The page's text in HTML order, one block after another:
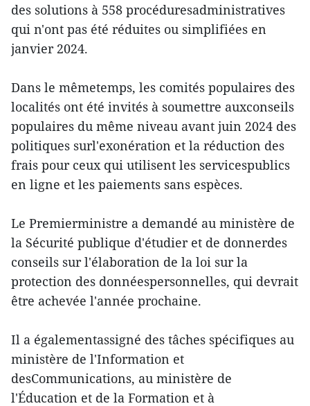
des solutions à 558 procéduresadministratives
qui n'ont pas été réduites ou simplifiées en
janvier 2024.
Dans le mêmetemps, les comités populaires des
localités ont été invités à soumettre auxconseils
populaires du même niveau avant juin 2024 des
politiques surl'exonération et la réduction des
frais pour ceux qui utilisent les servicespublics
en ligne et les paiements sans espèces.
Le Premierministre a demandé au ministère de
la Sécurité publique d'étudier et de donnerdes
conseils sur l'élaboration de la loi sur la
protection des donnéespersonnelles, qui devrait
être achevée l'année prochaine.
Il a égalementassigné des tâches spécifiques au
ministère de l'Information et
desCommunications, au ministère de
l'Éducation et de la Formation et à